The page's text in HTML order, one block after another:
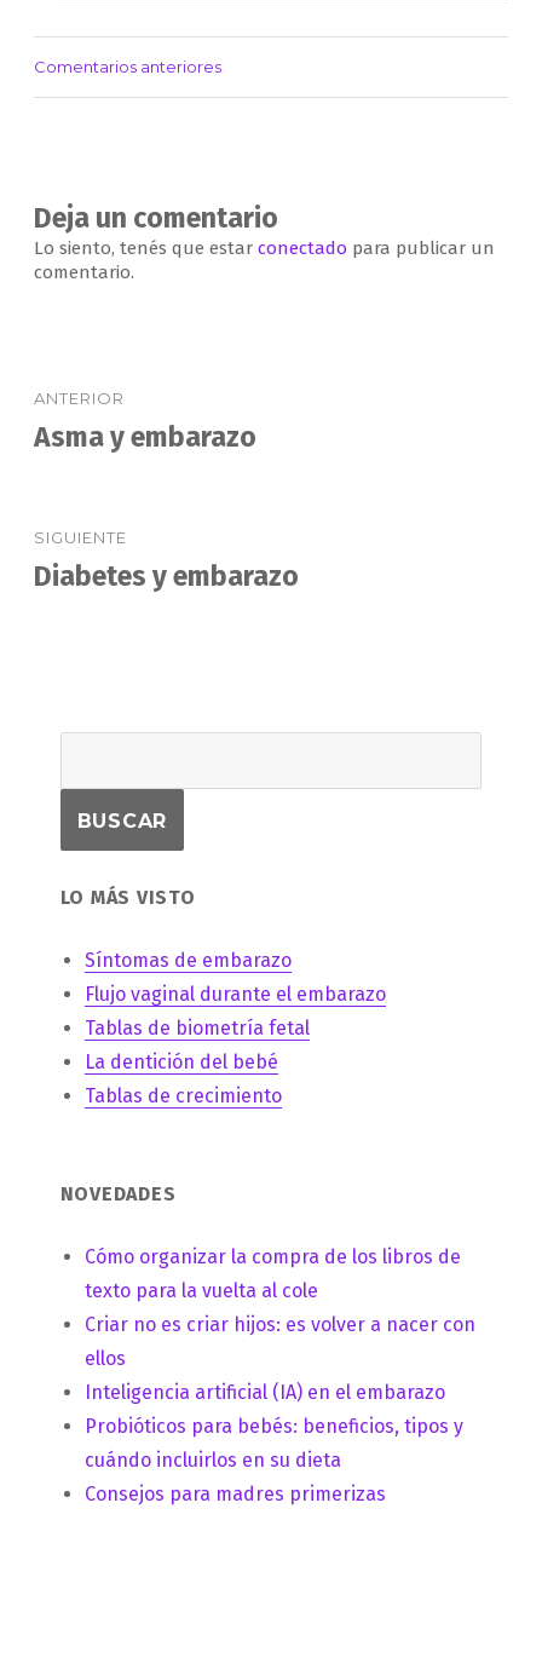
Navegación
Comentarios anteriores
Deja un comentario
Lo siento, tenés que estar conectado para publicar un
comentario.
de
ANTERIOR
Entrada
Asma y embarazo
SIGUIENTE
Entrada
Diabetes y embarazo
LO MÁS VISTO
Síntomas de embarazo
Flujo vaginal durante el embarazo
Tablas de biometría fetal
La dentición del bebé
Tablas de crecimiento
NOVEDADES
Cómo organizar la compra de los libros de
texto para la vuelta al cole
Criar no es criar hijos: es volver a nacer con
ellos
Inteligencia artificial (IA) en el embarazo
Probióticos para bebés: beneficios, tipos y
cuándo incluirlos en su dieta
Consejos para madres primerizas